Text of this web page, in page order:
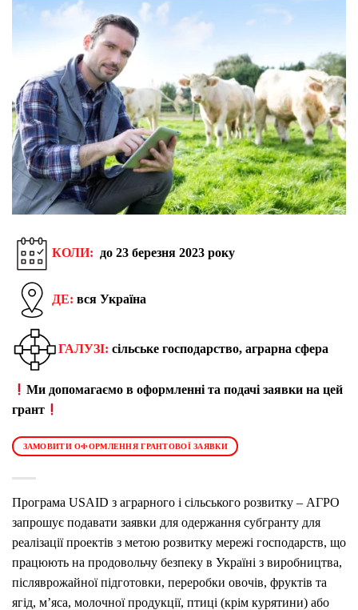
КОЛИ: до 23 березня 2023 року
ДЕ: вся Україна
ГАЛУЗІ: сільське господарство, аграрна сфера
Ми допомагаємо в оформленні та подачі заявки на цей
грант
ЗАМОВИТИ ОФОРМЛЕННЯ ГРАНТОВОЇ ЗАЯВКИ
Програма USAID з аграрного і сільського розвитку – AГРО
запрошує подавати заявки для одержання субгранту для
реалізації проектів з метою розвитку мережі господарств, що
працюють на продовольчу безпеку в Україні з виробництва,
післяврожайної підготовки, переробки овочів, фруктів та
ягід, м’яса, молочної продукції, птиці (крім курятини) або